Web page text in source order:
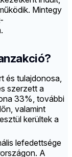
Mintegy
és tulajdonosa,
szerzett a
33%, további
valamint
kerültek a
lefedettsége
A